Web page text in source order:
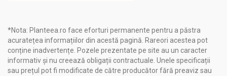
*Nota: Planteea.ro face eforturi permanente pentru a păstra
acuratețea informațiilor din acestă pagină. Rareori acestea pot
conține inadvertențe. Pozele prezentate pe site au un caracter
informativ și nu creează obligații contractuale. Unele specificații
sau prețul pot fi modificate de către producător fără preaviz sau